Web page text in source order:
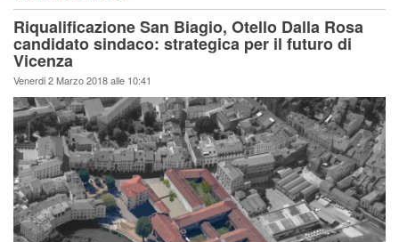
Riqualificazione San Biagio, Otello Dalla Rosa
candidato sindaco: strategica per il futuro di
Vicenza
Venerdi 2 Marzo 2018 alle 10:41